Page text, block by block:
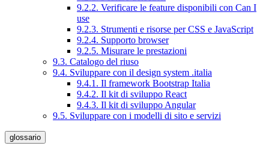
9.2.2. Verificare le feature disponibili con Can I
use
9.2.3. Strumenti e risorse per CSS e JavaScript
9.2.4. Supporto browser
9.2.5. Misurare le prestazioni
9.3. Catalogo del riuso
9.4. Sviluppare con il design system .italia
9.4.1. Il framework Bootstrap Italia
9.4.2. Il kit di sviluppo React
9.4.3. Il kit di sviluppo Angular
9.5. Sviluppare con i modelli di sito e servizi
glossario